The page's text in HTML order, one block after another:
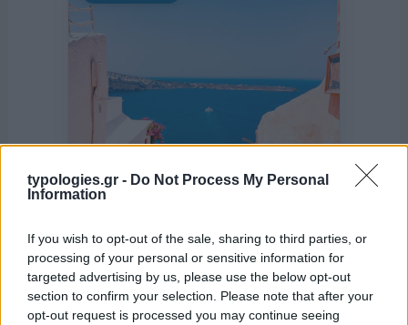
typologies.gr - Do Not Process My Personal
Information
If you wish to opt-out of the sale, sharing to third parties, or
processing of your personal or sensitive information for
targeted advertising by us, please use the below opt-out
section to confirm your selection. Please note that after your
opt-out request is processed you may continue seeing